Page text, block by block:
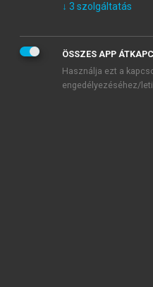
↓ 3 szolgáltatás
ÖSSZES APP
Használja ezt a
engedélyezéséhez/